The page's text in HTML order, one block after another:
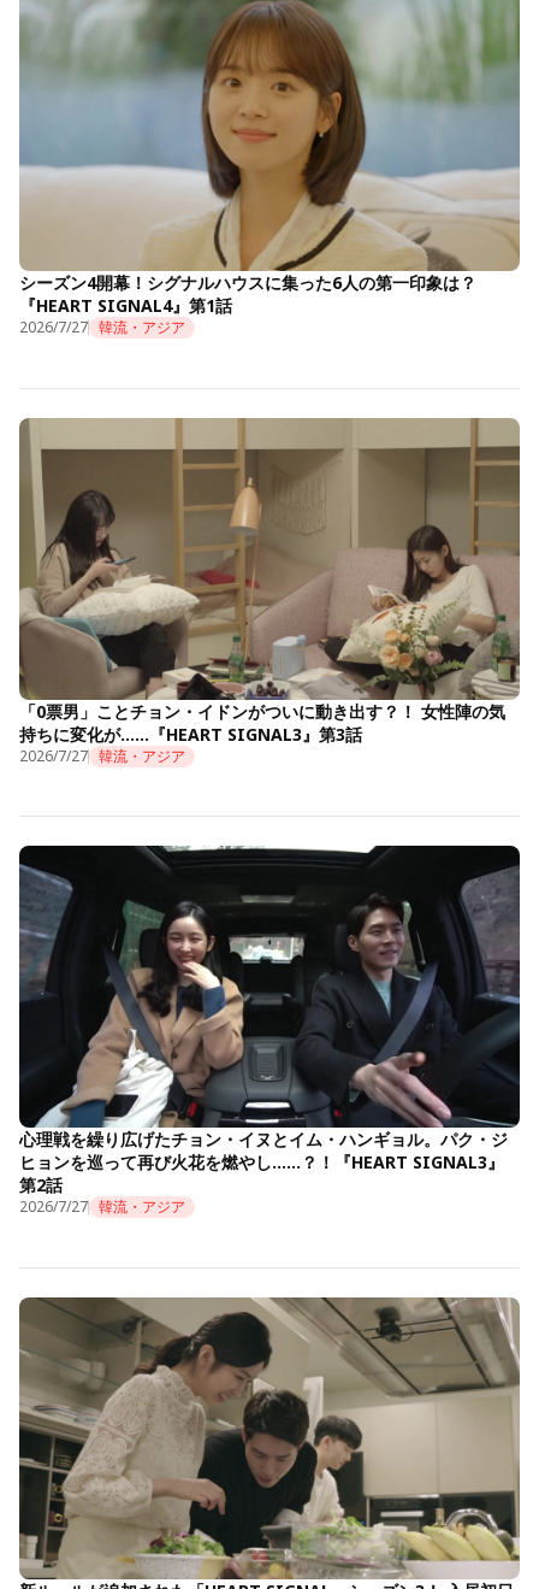
シーズン4開幕！シグナルハウスに集った6人の第一印象は？
『HEART SIGNAL4』第1話
2026/7/27 韓流・アジア
「0票男」ことチョン・イドンがついに動き出す？！ 女性陣の気
持ちに変化が……『HEART SIGNAL3』第3話
2026/7/27 韓流・アジア
心理戦を繰り広げたチョン・イヌとイム・ハンギョル。パク・ジ
ヒョンを巡って再び火花を燃やし……？！『HEART SIGNAL3』
第2話
2026/7/27 韓流・アジア